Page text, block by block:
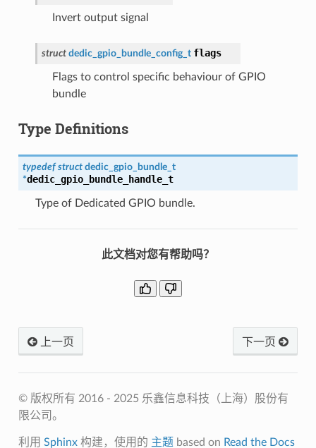
Invert output signal
struct dedic_gpio_bundle_config_t flags
Flags to control specific behaviour of GPIO
bundle
Type Definitions
typedef struct dedic_gpio_bundle_t
*dedic_gpio_bundle_handle_t
Type of Dedicated GPIO bundle.
此文档对您有帮助吗？
上一页 下一页
© 版权所有 2016 - 2025 乐鑫信息科技（上海）股份有
限公司。
利用 Sphinx构建，使用的 主题 based on Read the Docs